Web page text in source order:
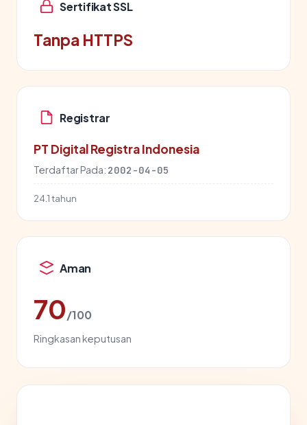
Sertifikat SSL
Tanpa HTTPS
Registrar
PT Digital Registra Indonesia
Terdaftar Pada: 2002-04-05
24.1 tahun
Aman
70/100
Ringkasan keputusan